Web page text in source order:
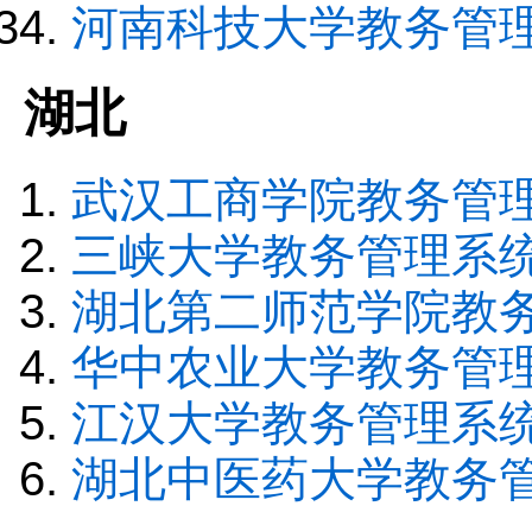
河南科技大学教务管
湖北
武汉工商学院教务管
三峡大学教务管理系
湖北第二师范学院教
华中农业大学教务管
江汉大学教务管理系
湖北中医药大学教务